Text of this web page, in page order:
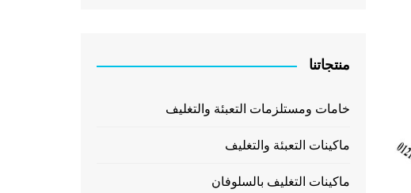
منتجاتنا
خامات ومستلزمات التعبئة والتغليف
ماكينات التعبئة والتغليف
ماكينات التغليف بالسلوفان